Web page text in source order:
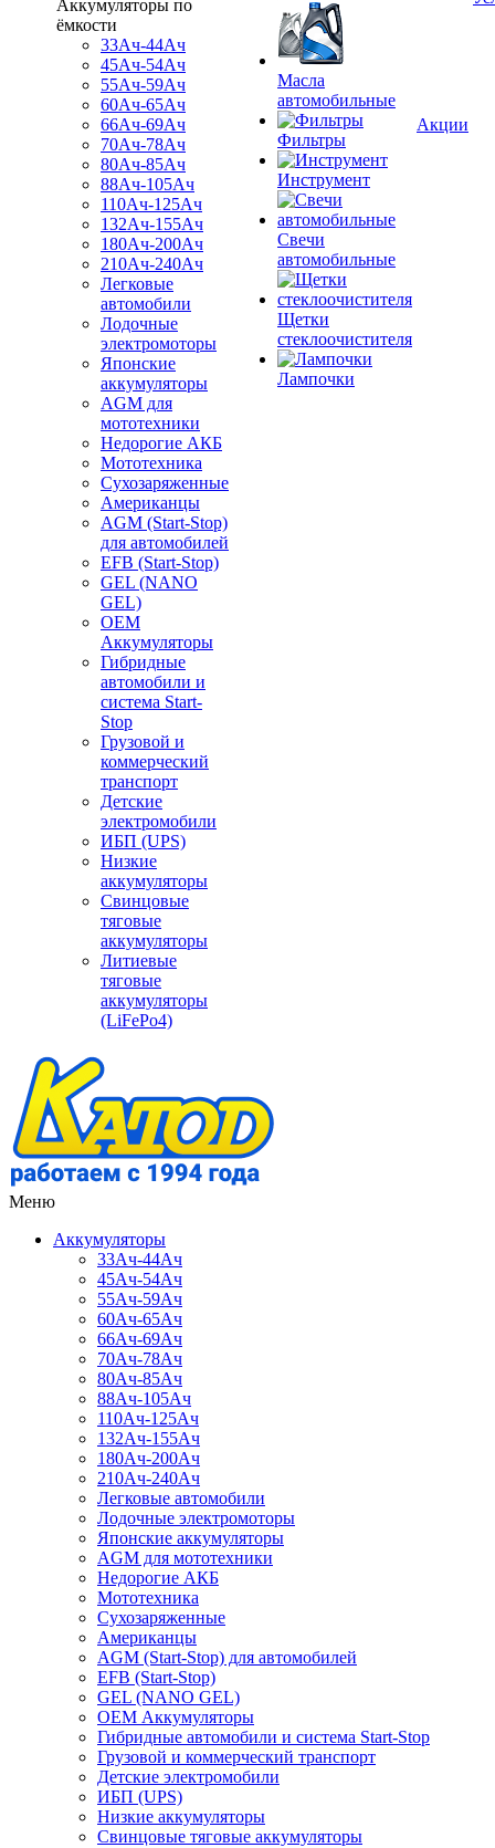
Аккумуляторы по
ёмкости
33Ач-44Ач
45Ач-54Ач
55Ач-59Ач
60Ач-65Ач
66Ач-69Ач
70Ач-78Ач
80Ач-85Ач
88Ач-105Ач
110Ач-125Ач
132Ач-155Ач
180Ач-200Ач
210Ач-240Ач
Легковые
автомобили
Лодочные
электромоторы
Японские
аккумуляторы
AGM для
мототехники
Недорогие АКБ
Мототехника
Сухозаряженные
Американцы
AGM (Start-Stop)
для автомобилей
EFB (Start-Stop)
GEL (NANO
GEL)
OEM
Аккумуляторы
Гибридные
автомобили и
система Start-
Stop
Грузовой и
коммерческий
транспорт
Детские
электромобили
ИБП (UPS)
Низкие
аккумуляторы
Свинцовые
тяговые
аккумуляторы
Литиевые
тяговые
аккумуляторы
(LiFePo4)
Масла
автомобильные
Фильтры
Инструмент
Свечи
автомобильные
Щетки
стеклоочистителя
Лампочки
Акции
Меню
Аккумуляторы
33Ач-44Ач
45Ач-54Ач
55Ач-59Ач
60Ач-65Ач
66Ач-69Ач
70Ач-78Ач
80Ач-85Ач
88Ач-105Ач
110Ач-125Ач
132Ач-155Ач
180Ач-200Ач
210Ач-240Ач
Легковые автомобили
Лодочные электромоторы
Японские аккумуляторы
AGM для мототехники
Недорогие АКБ
Мототехника
Сухозаряженные
Американцы
AGM (Start-Stop) для автомобилей
EFB (Start-Stop)
GEL (NANO GEL)
OEM Аккумуляторы
Гибридные автомобили и система Start-Stop
Грузовой и коммерческий транспорт
Детские электромобили
ИБП (UPS)
Низкие аккумуляторы
Свинцовые тяговые аккумуляторы